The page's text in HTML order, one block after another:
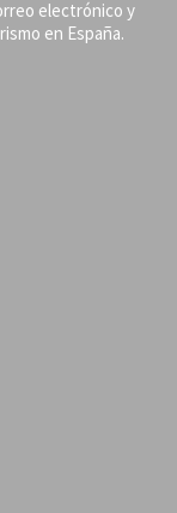
electrónico y
en España.